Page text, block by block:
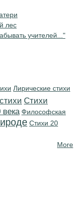
лес
учителей..."
Лирические стихи
Cтихи
века Философская
Стихи 20
More